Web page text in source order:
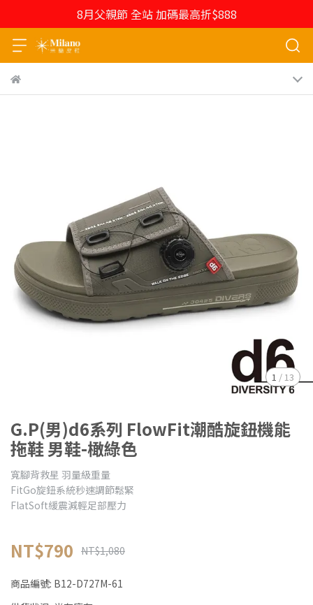
8月父親節 全站 加碼最高折$888
1 / 13
G.P(男)d6系列 FlowFit潮酷旋鈕機能
拖鞋 男鞋-橄綠色
寬腳背救星 羽量級重量
FitGo旋鈕系統秒速調節鬆緊
FlatSoft緩震減輕足部壓力
NT$790 NT$1,080
商品編號: B12-D727M-61